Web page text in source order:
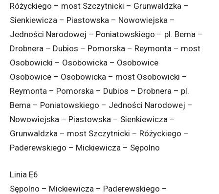
Różyckiego – most Szczytnicki – Grunwaldzka –
Sienkiewicza – Piastowska – Nowowiejska –
Jedności Narodowej – Poniatowskiego – pl. Bema –
Drobnera – Dubios – Pomorska – Reymonta – most
Osobowicki – Osobowicka – Osobowice
Osobowice – Osobowicka – most Osobowicki –
Reymonta – Pomorska – Dubios – Drobnera – pl.
Bema – Poniatowskiego – Jedności Narodowej –
Nowowiejska – Piastowska – Sienkiewicza –
Grunwaldzka – most Szczytnicki – Różyckiego –
Paderewskiego – Mickiewicza – Sępolno
Linia E6
Sępolno – Mickiewicza – Paderewskiego –